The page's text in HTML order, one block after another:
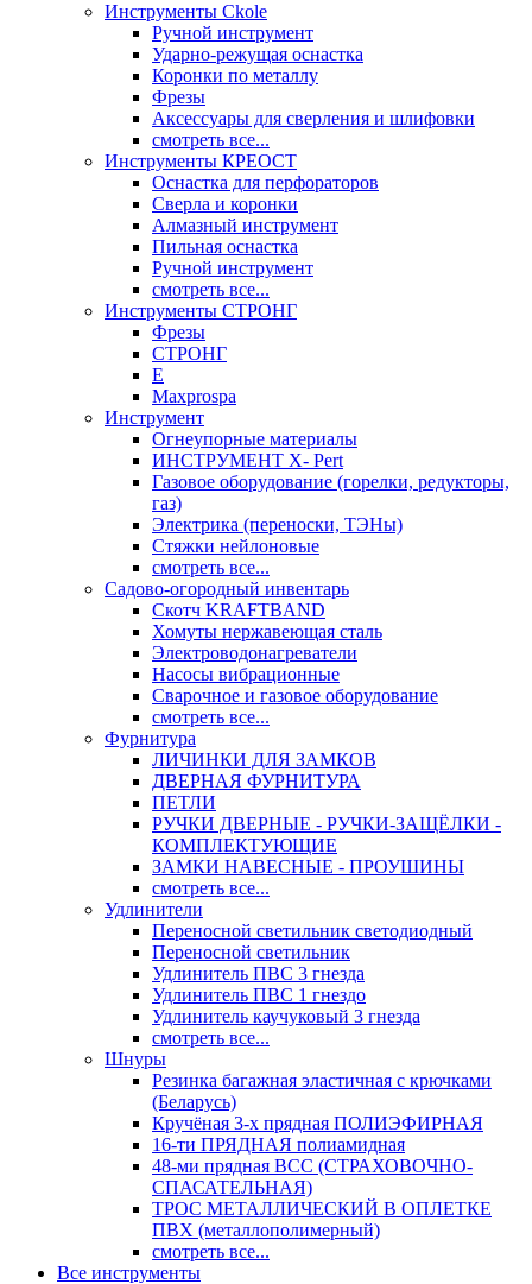
Инструменты Ckole
Ручной инструмент
Ударно‑режущая оснастка
Коронки по металлу
Фрезы
Аксессуары для сверления и шлифовки
смотреть все...
Инструменты КРЕОСТ
Оснастка для перфораторов
Сверла и коронки
Алмазный инструмент
Пильная оснастка
Ручной инструмент
смотреть все...
Инструменты СТРОНГ
Фрезы
СТРОНГ
Е
Maxprospa
Инструмент
Огнеупорные материалы
ИНСТРУМЕНТ X- Pert
Газовое оборудование (горелки, редукторы,
газ)
Электрика (переноски, ТЭНы)
Стяжки нейлоновые
смотреть все...
Садово-огородный инвентарь
Скотч KRAFTBAND
Хомуты нержавеющая сталь
Электроводонагреватели
Насосы вибрационные
Сварочное и газовое оборудование
смотреть все...
Фурнитура
ЛИЧИНКИ ДЛЯ ЗАМКОВ
ДВЕРНАЯ ФУРНИТУРА
ПЕТЛИ
РУЧКИ ДВЕРНЫЕ - РУЧКИ-ЗАЩЁЛКИ -
КОМПЛЕКТУЮЩИЕ
ЗАМКИ НАВЕСНЫЕ - ПРОУШИНЫ
смотреть все...
Удлинители
Переносной светильник светодиодный
Переносной светильник
Удлинитель ПВС 3 гнезда
Удлинитель ПВС 1 гнездо
Удлинитель каучуковый 3 гнезда
смотреть все...
Шнуры
Резинка багажная эластичная с крючками
(Беларусь)
Кручёная 3-х прядная ПОЛИЭФИРНАЯ
16-ти ПРЯДНАЯ полиамидная
48-ми прядная ВСС (СТРАХОВОЧНО-
СПАСАТЕЛЬНАЯ)
ТРОС МЕТАЛЛИЧЕСКИЙ В ОПЛЕТКЕ
ПВХ (металлополимерный)
смотреть все...
Все инструменты